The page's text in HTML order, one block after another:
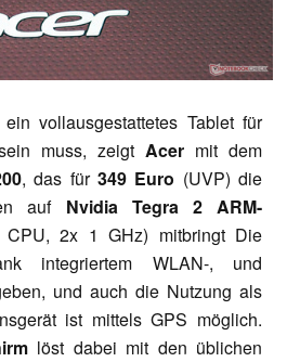
vollausgestattetes Tablet für
muss, zeigt Acer mit dem
, das für349 Euro (UVP) die
auf Nvidia Tegra 2 ARM-
CPU, 2x 1 GHz) mitbringt Die
integriertem WLAN-, und
und auch die Nutzung als
ist mittels GPS möglich.
mlöst dabei mit den üblichen